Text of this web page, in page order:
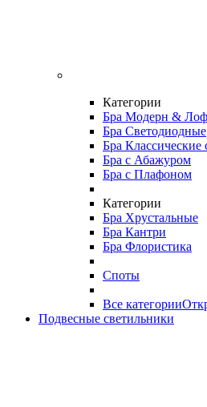
Категории
Бра Модерн &
Бра Светодиодные
Бра Классические
Бра с Абажуром
Бра с Плафоном
Категории
Бра Хрустальные
Бра Кантри
Бра Флористика
Споты
Все категории
Подвесные светильники